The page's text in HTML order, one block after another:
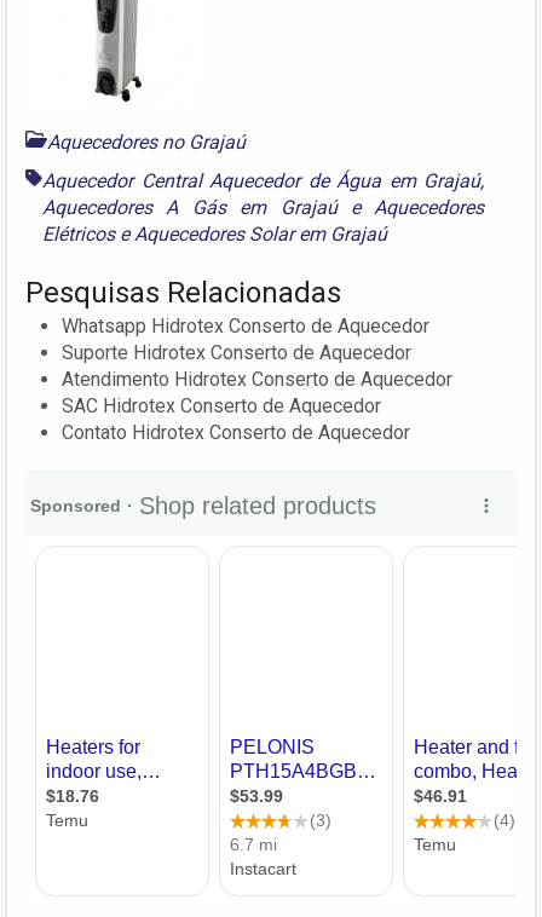
Aquecedores no Grajaú
Aquecedor Central Aquecedor de Água em Grajaú,
Aquecedores A Gás em GrajaúeAquecedores
Elétricos e Aquecedores Solar em Grajaú
Pesquisas Relacionadas
Whatsapp Hidrotex Conserto de Aquecedor
Suporte Hidrotex Conserto de Aquecedor
Atendimento Hidrotex Conserto de Aquecedor
SAC Hidrotex Conserto de Aquecedor
Contato Hidrotex Conserto de Aquecedor